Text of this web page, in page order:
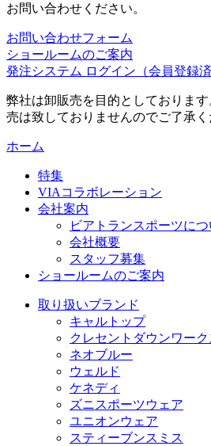
お問い合わせください。
お問い合わせフォーム
ショールームのご案内
発注システム ログイン （会員登録
弊社は卸販売を目的としておりま
売は致しておりませんのでご了承く
ホーム
特集
VIAコラボレーション
会社案内
ビアトランスポーツにつ
会社概要
スタッフ募集
ショールームのご案内
取り扱いブランド
キャルトップ
クレセントダウンワーク
ネオブルー
ウェルド
ケネディ
ズニスポーツウェア
ユニオンウェア
スティーブンスミス